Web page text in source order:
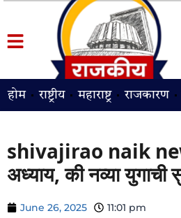
होम राष्ट्रीय महाराष्ट्र राजकारण
shivajirao naik
अध्याय, की नव्या युगाची
June 26, 2025 11:01 pm